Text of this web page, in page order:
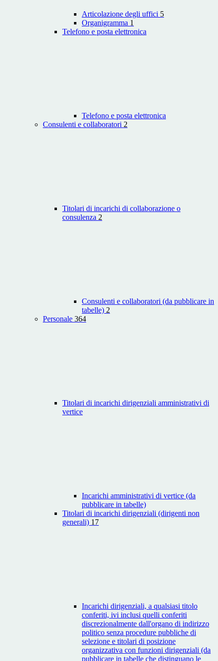
Articolazione degli uffici 5
Organigramma 1
Telefono e posta elettronica
Telefono e posta elettronica
Consulenti e collaboratori 2
Titolari di incarichi di collaborazione o
consulenza 2
Consulenti e collaboratori (da pubblicare in
tabelle) 2
Personale 364
Titolari di incarichi dirigenziali amministrativi di
vertice
Incarichi amministrativi di vertice (da
pubblicare in tabelle)
Titolari di incarichi dirigenziali (dirigenti non
generali) 17
Incarichi dirigenziali, a qualsiasi titolo
conferiti, ivi inclusi quelli conferiti
discrezionalmente dall'organo di indirizzo
politico senza procedure pubbliche di
selezione e titolari di posizione
organizzativa con funzioni dirigenziali (da
pubblicare in tabelle che distinguano le